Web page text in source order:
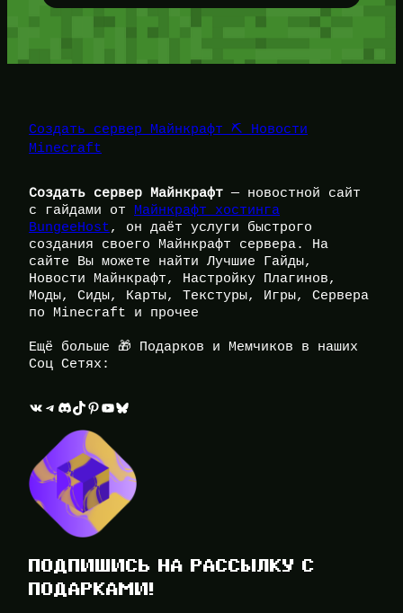
Создать сервер Майнкрафт ⛏️ Новости
Minecraft
Создать сервер Майнкрафт — новостной сайт
с гайдами от
Майнкрафт хостинга
BungeeHost, он даёт услуги быстрого
создания своего Майнкрафт сервера. На
сайте Вы можете найти Лучшие Гайды,
Новости Майнкрафт, Настройку Плагинов,
Моды, Сиды, Карты, Текстуры, Игры, Сервера
по Minecraft и прочее
Ещё больше 🎁 Подарков и Мемчиков в наших
Соц Сетях:
ВКонтакте Telegram Discord TikTok Pinterest YouTube Bluesky
ПОДПИШИСЬ НА РАССЫЛКУ С
ПОДАРКАМИ!